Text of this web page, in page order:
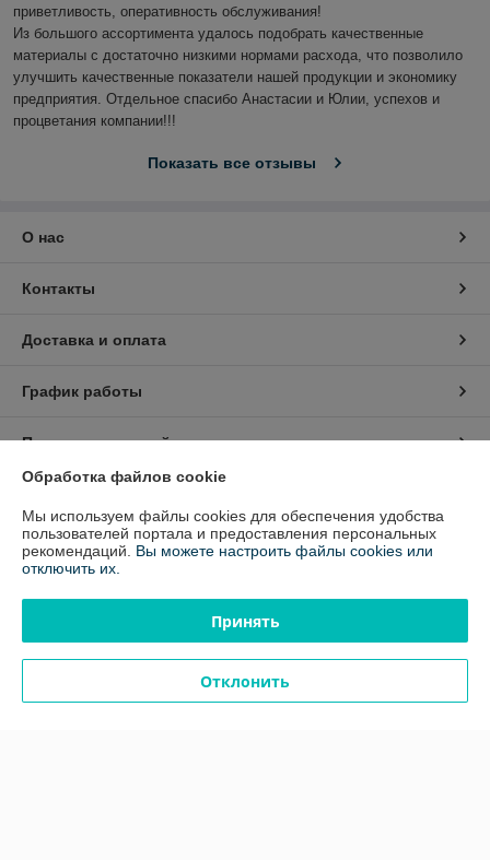
приветливость, оперативность обслуживания!
Из большого ассортимента удалось подобрать качественные
материалы с достаточно низкими нормами расхода, что позволило
улучшить качественные показатели нашей продукции и экономику
предприятия. Отдельное спасибо Анастасии и Юлии, успехов и
процветания компании!!!
Показать все отзывы
О нас
Контакты
Доставка и оплата
График работы
Полная версия сайта
Сайт создан на платформе Deal.by
Информация для покупателя
Обработка файлов cookie
Мы используем файлы cookies для обеспечения удобства
пользователей портала и предоставления персональных
рекомендаций. Вы можете настроить файлы cookies или
отключить их.
Принять
Отклонить